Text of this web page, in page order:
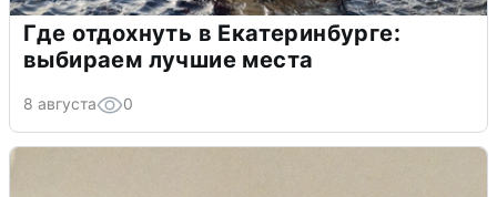
Где отдохнуть в Екатеринбурге:
выбираем лучшие места
8 августа 0